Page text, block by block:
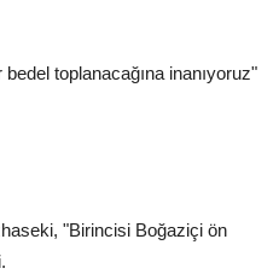
toplanacağına inanıyoruz"
"Birincisi Boğaziçi ön